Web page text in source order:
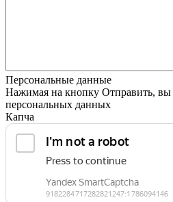
Персональные данные
Нажимая на кнопку Отправить, вы
персональных данных
Капча